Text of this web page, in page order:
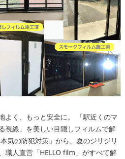
よく、もっと安全に。 「駅近くのマ
視線」を美しい目隠しフィルムで解
気の防犯対策」から、夏のジリジリ
職人直営「HELLO film」がすべて解